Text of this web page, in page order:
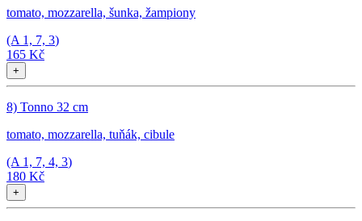
tomato, mozzarella, šunka, žampiony
(A 1, 7, 3)
165 Kč
+
8) Tonno 32 cm
tomato, mozzarella, tuňák, cibule
(A 1, 7, 4, 3)
180 Kč
+